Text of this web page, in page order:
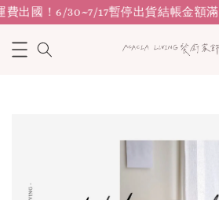
出國！6/30~7/17暫停出貨結帳金額滿